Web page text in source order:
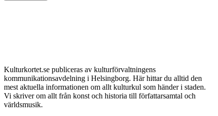
Kulturkortet.se publiceras av kulturförvaltningens
kommunikationsavdelning i Helsingborg. Här hittar du alltid den
mest aktuella informationen om allt kulturkul som händer i staden.
Vi skriver om allt från konst och historia till författarsamtal och
världsmusik.